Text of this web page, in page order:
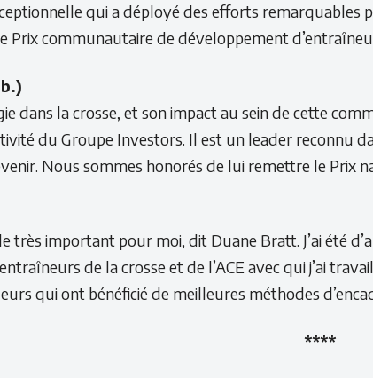
qui a déployé des efforts
Prix communautaire de développement
dans la crosse, et son impact au sein de cette
du Groupe Investors. Il est un leader reconnu
Nous sommes honorés de lui remettre le Prix
très important pour moi, dit Duane Bratt. J’ai été
de la crosse et de l’ACE avec qui j’ai
qui ont bénéficié de meilleures méthodes
****